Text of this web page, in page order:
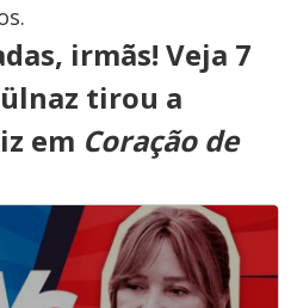
irmãs! Veja 7
tirou a
em Coração de